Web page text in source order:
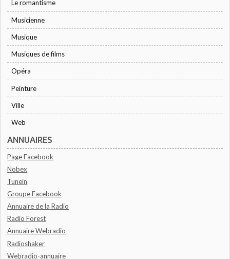
Le romantisme
Musicienne
Musique
Musiques de films
Opéra
Peinture
Ville
Web
ANNUAIRES
Page Facebook
Nobex
Tunein
Groupe Facebook
Annuaire de la Radio
Radio Forest
Annuaire Webradio
Radioshaker
Webradio-annuaire